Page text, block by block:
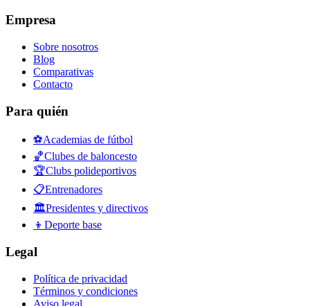
Empresa
Sobre nosotros
Blog
Comparativas
Contacto
Para quién
⚽Academias de fútbol
🏀Clubes de baloncesto
🏆Clubs polideportivos
📋Entrenadores
🏛️Presidentes y directivos
👦 Deporte base
Legal
Política de privacidad
Términos y condiciones
Aviso legal